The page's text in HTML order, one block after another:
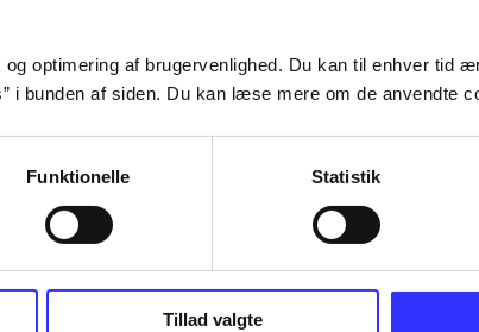
optimering af brugervenlighed. Du kan til enhver tid
i bunden af siden. Du kan læse mere om de anvendte
Funktionelle Statistik
Tillad valgte